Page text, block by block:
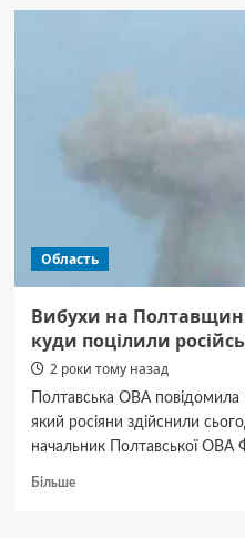
Полтаві
Область
Вибухи на
куди поцілили
2 роки тому назад
Полтавська ОВА повідомила
який росіяни здійснили
начальник Полтавської ОВА
БільшеДокладніше